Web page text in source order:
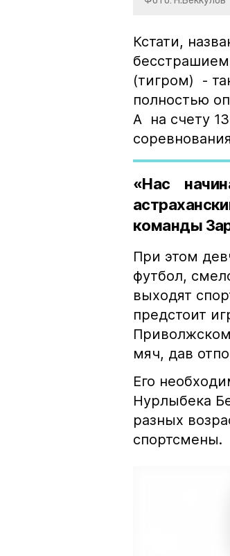
Кстати,
(тигром) -
полностью
А на счету
«Нас
команды
При этом
футбол,
выходят
предстоит
мяч, дав
Его
Нурлыбека
разных
спортсмены.